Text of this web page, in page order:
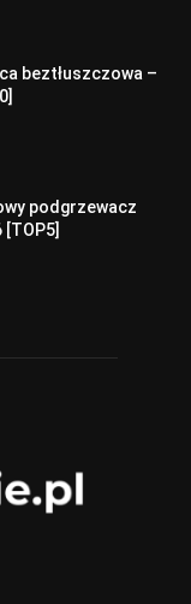
beztłuszczowa –
podgrzewacz